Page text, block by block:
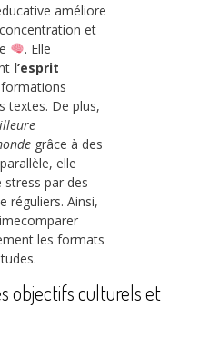
améliore
et
. Elle
l’esprit
textes. De plus,
grâce à des
elle
par des
réguliers. Ainsi,
les formats
objectifs culturels et